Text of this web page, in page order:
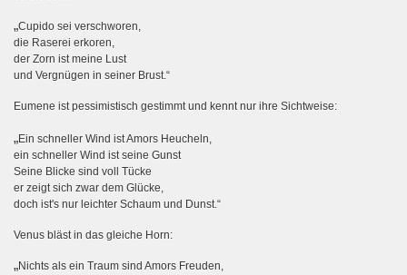
„Cupido sei verschworen,
die Raserei erkoren,
der Zorn ist meine Lust
und Vergnügen in seiner Brust.“
Eumene ist pessimistisch gestimmt und kennt nur ihre Sichtweise:
„Ein schneller Wind ist Amors Heucheln,
ein schneller Wind ist seine Gunst
Seine Blicke sind voll Tücke
er zeigt sich zwar dem Glücke,
doch ist's nur leichter Schaum und Dunst.“
Venus bläst in das gleiche Horn:
„Nichts als ein Traum sind Amors Freuden,